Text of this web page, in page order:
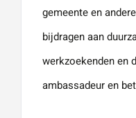
gemeente en
bijdragen aan
werkzoekenden en
ambassadeur en